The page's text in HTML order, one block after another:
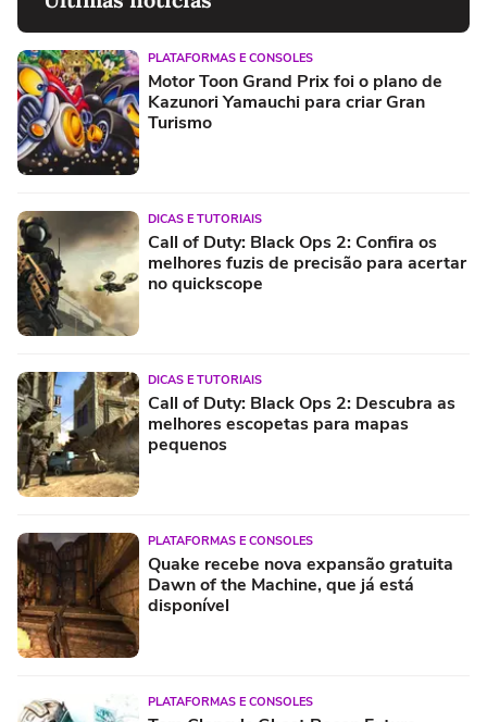
PLATAFORMAS E CONSOLES
Motor Toon Grand Prix foi o plano de
Kazunori Yamauchi para criar Gran
Turismo
DICAS E TUTORIAIS
Call of Duty: Black Ops 2: Confira os
melhores fuzis de precisão para acertar
no quickscope
DICAS E TUTORIAIS
Call of Duty: Black Ops 2: Descubra as
melhores escopetas para mapas
pequenos
PLATAFORMAS E CONSOLES
Quake recebe nova expansão gratuita
Dawn of the Machine, que já está
disponível
PLATAFORMAS E CONSOLES